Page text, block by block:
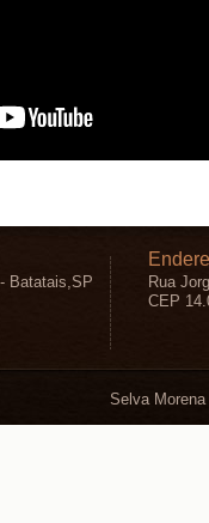
Batatais,SP
Rua
CEP
Selva Morena